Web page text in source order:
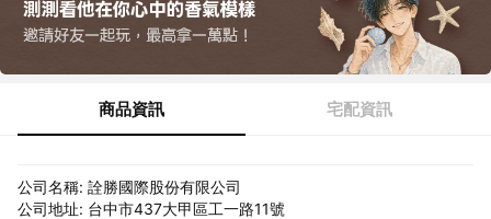
商品資訊 宅配資訊
公司名稱: 詮勝國際股份有限公司
公司地址: 台中市437大甲區工一路11號